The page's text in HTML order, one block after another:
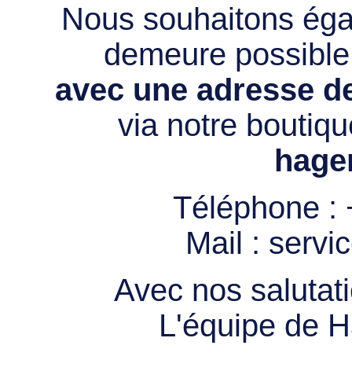
Nous souhaitons
demeure
avec une adresse
via notre
Téléphone :
Mail :
Avec nos
L'équipe de